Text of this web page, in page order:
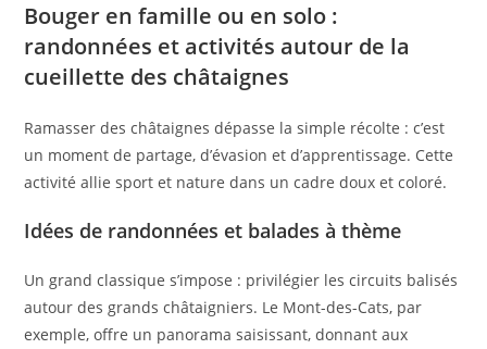
Bouger en famille ou en solo :
randonnées et activités autour de la
cueillette des châtaignes
Ramasser des châtaignes dépasse la simple récolte : c’est
un moment de partage, d’évasion et d’apprentissage. Cette
activité allie sport et nature dans un cadre doux et coloré.
Idées de randonnées et balades à thème
Un grand classique s’impose : privilégier les circuits balisés
autour des grands châtaigniers. Le Mont-des-Cats, par
exemple, offre un panorama saisissant, donnant aux